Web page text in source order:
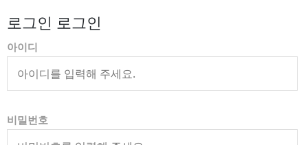
로그인 로그인
아이디
비밀번호